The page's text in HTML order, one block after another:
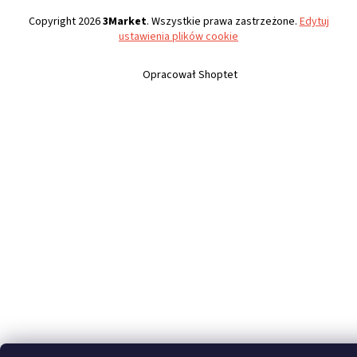
Opracował Shoptet
Copyright 20263Market. Wszystkie prawa zastrzeżone.Edytuj
ustawienia plików cookie